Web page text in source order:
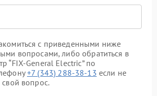
с приведенными ниже
вопросами, либо обратиться в
“FIX-General Electric” по
+7 (343) 288-38-13 если не
вопрос.